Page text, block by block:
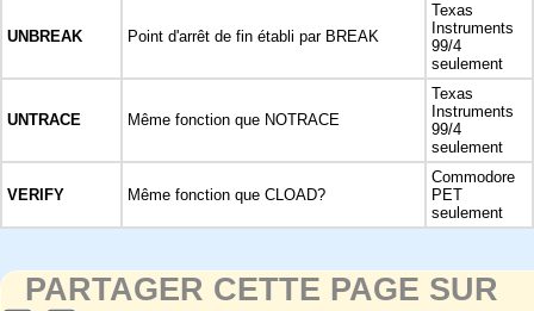
UNBREAK Point d'arrêt de fin établi par BREAK
Texas
Instruments
99/4
seulement
UNTRACE Même fonction que NOTRACE
Texas
Instruments
99/4
seulement
VERIFY Même fonction que CLOAD?
Commodore
PET
seulement
PARTAGER CETTE PAGE SUR